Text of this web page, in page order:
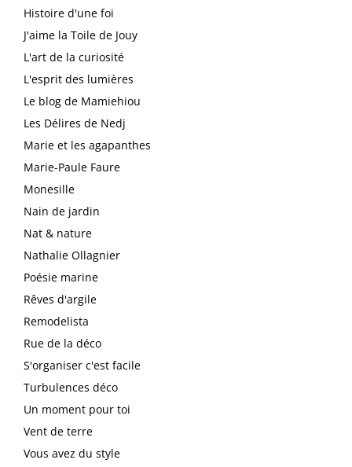
Histoire d'une foi
J'aime la Toile de Jouy
L'art de la curiosité
L'esprit des lumières
Le blog de Mamiehiou
Les Délires de Nedj
Marie et les agapanthes
Marie-Paule Faure
Monesille
Nain de jardin
Nat & nature
Nathalie Ollagnier
Poésie marine
Rêves d'argile
Remodelista
Rue de la déco
S'organiser c'est facile
Turbulences déco
Un moment pour toi
Vent de terre
Vous avez du style